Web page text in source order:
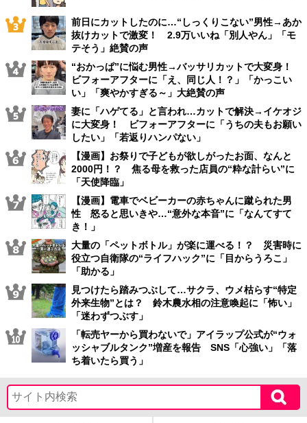
前日にカットしたのに…“しっくりこない”男性→あか
抜けカットで激変！ 2.9万いいね「別人やん」「モ
テそう」絶賛の声
“おかっぱ”に悩む男性→バッサリカットで大変身！
ビフォーアフターに「え、同じ人！？」「かっこい
い」「爽やかすぎる～」大絶賛の声
妻に「ハゲてる」と言われ…カットで解決→イケオジ
に大変身！ ビフォーアフターに「うちの夫もお願い
したい」「若返りハンパない」
【漫画】お祭りで子どもが欲しがったお面、なんと
2000円！？ 焦る母を救った店員の“粋な計らい”に
「天使降臨」
【漫画】電車でベビーカーの赤ちゃんに蹴られた男
性 怒ると思いきや…“意外な本音”に「なんてすて
き！」
大量の「ペットボトル」が楽に運べる！？ 災害時に
役立つ自衛隊の“ライフハック”に「目からうろこ」
「助かる」
見つけたら踏みつぶして…サクラ、ウメ枯らす“特定
外来生物”とは？ 鈴木農水相の注意喚起に「怖い」
「迷わずつぶす」
「転売ヤーから買わないで」アイラップ公式が“ウォ
ッシャブルタンク”増産を報告 SNS「心強い」「落
ち着いたら買う」